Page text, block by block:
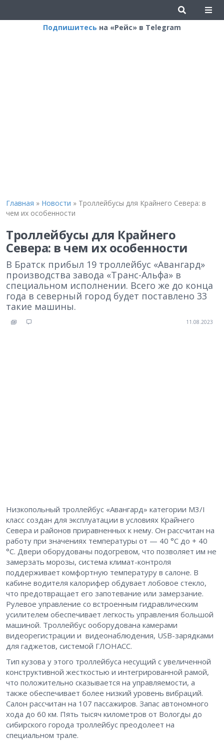
Подпишитесь на «Рейс» в Telegram
Главная » Новости » Троллейбусы для Крайнего Севера: в
чем их особенности
Троллейбусы для Крайнего
Севера: в чем их особенности
В Братск прибыл 19 троллейбус «Авангард»
производства завода «Транс-Альфа» в
специальном исполнении. Всего же до конца
года в северный город будет поставлено 33
такие машины.
11.08.2023
Низкопольный троллейбус «Авангард» категории М3/I
класс создан для эксплуатации в условиях Крайнего
Севера и районов приравненных к нему. Он рассчитан на
работу при значениях температуры от — 40 °С до + 40
°С. Двери оборудованы подогревом, что позволяет им не
замерзать морозы, система климат-контроля
поддерживает комфортную температуру в салоне. В
кабине водителя калорифер обдувает лобовое стекло,
что предотвращает его запотевание или замерзание.
Рулевое управление со встроенным гидравлическим
усилителем обеспечивает легкость управления большой
машиной. Троллейбус ооборудована камерами
видеорегистрации и видеонаблюдения, USB-зарядками
для гаджетов, системой ГЛОНАСС.
Тип кузова у этого троллейбуса несущий с увеличенной
конструктивной жесткостью и интегрированной рамой,
что положительно сказывается на управляемости, а
также обеспечивает более низкий уровень вибраций.
Салон рассчитан на 107 пассажиров. Запас автономного
хода до 60 км. Пять тысяч километров от Вологды до
сибирского города троллейбус преодолеет на
специальном трале.